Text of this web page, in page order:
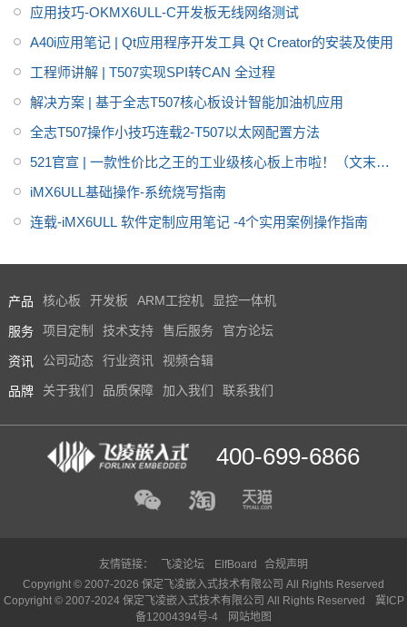
应用技巧-OKMX6ULL-C开发板无线网络测试
A40i应用笔记 | Qt应用程序开发工具 Qt Creator的安装及使用
工程师讲解 | T507实现SPI转CAN 全过程
解决方案 | 基于全志T507核心板设计智能加油机应用
全志T507操作小技巧连载2-T507以太网配置方法
521官宣 | 一款性价比之王的工业级核心板上市啦！（文末有
重磅福利）
iMX6ULL基础操作-系统烧写指南
连载-iMX6ULL 软件定制应用笔记 -4个实用案例操作指南
产品 核心板 开发板 ARM工控机 显控一体机
服务 项目定制 技术支持 售后服务 官方论坛
资讯 公司动态 行业资讯 视频合辑
品牌 关于我们 品质保障 加入我们 联系我们
400-699-6866
友情链接： 飞凌论坛 ElfBoard
合规声明
Copyright © 2007-2026 保定飞凌嵌入式技术有限公司 All Rights Reserved
Copyright © 2007-2024 保定飞凌嵌入式技术有限公司 All Rights Reserved
冀ICP
备12004394号-4
网站地图